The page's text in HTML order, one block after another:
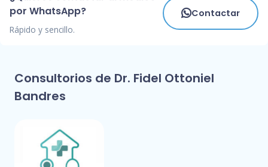
por WhatsApp?
Rápido y sencillo.
Contactar
Consultorios de Dr. Fidel Ottoniel
Bandres